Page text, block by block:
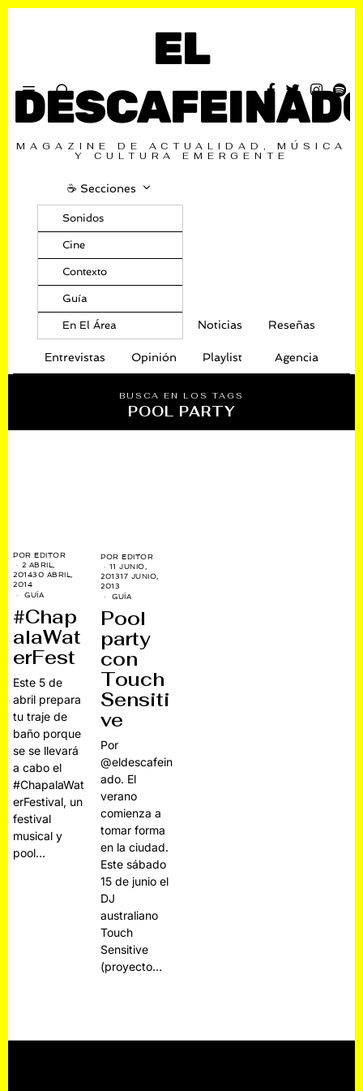
EL
MAGAZINE DE ACTUALIDAD, MÚSICA
Y CULTURA EMERGENTE
☕️ Secciones
Sonidos
Cine
Contexto
Guía
En El Área Noticias Reseñas
Entrevistas Opinión Playlist Agencia
BUSCA EN LOS TAGS
POOL PARTY
POREDITOR
2 ABRIL,
201430 ABRIL,
2014
GUÍA
#Chap
alaWat
erFest
Este 5 de
abril prepara
tu traje de
baño porque
se se llevará
a cabo el
#ChapalaWat
erFestival, un
festival
musical y
pool…
POREDITOR
11 JUNIO,
201317 JUNIO,
2013
GUÍA
Pool
party
con
Touch
Sensiti
ve
Por
@eldescafein
ado. El
verano
comienza a
tomar forma
en la ciudad.
Este sábado
15 de junio el
DJ
australiano
Touch
Sensitive
(proyecto…